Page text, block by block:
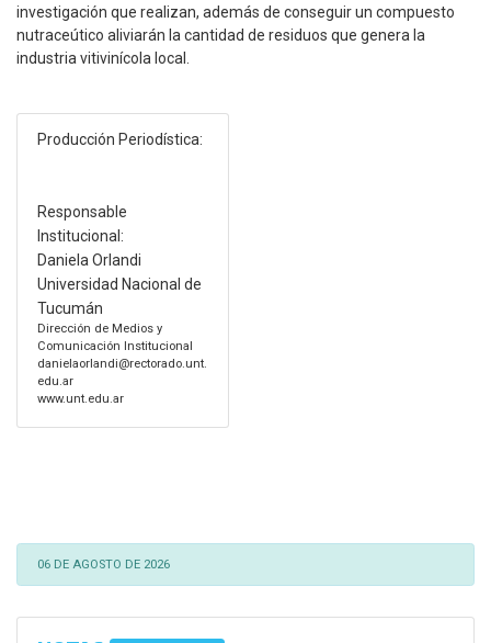
investigación que realizan, además de conseguir un compuesto
nutraceútico aliviarán la cantidad de residuos que genera la
industria vitivinícola local.
Producción Periodística:
Responsable
Institucional:
Daniela Orlandi
Universidad Nacional de
Tucumán
Dirección de Medios y
Comunicación Institucional
danielaorlandi@rectorado.unt.
edu.ar
www.unt.edu.ar
06 DE AGOSTO DE 2026